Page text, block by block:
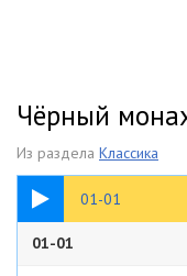
Чёрный
Из раздела Классика
01-01
13:25
01-01